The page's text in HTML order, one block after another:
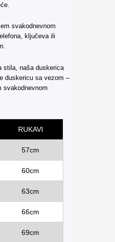
svakodnevnom
ključeva ili
stila, naša duskerica
duskericu sa vezom –
svakodnevnom
RUKAVI
57cm
60cm
63cm
66cm
69cm